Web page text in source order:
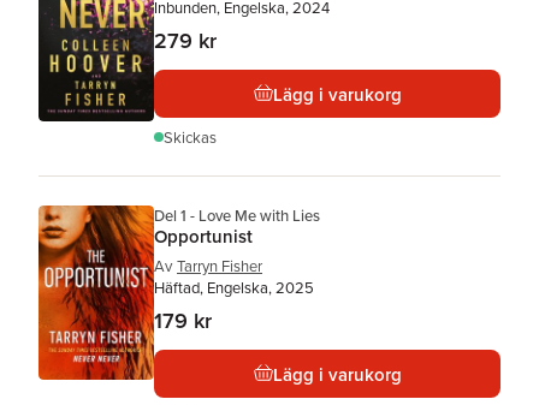
Inbunden, Engelska, 2024
279 kr
Lägg i varukorg
Skickas
Del 1 - Love Me with Lies
Opportunist
Av Tarryn Fisher
Häftad, Engelska, 2025
179 kr
Lägg i varukorg